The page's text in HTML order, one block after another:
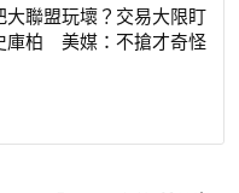
大聯盟玩壞？交易大限盯
庫柏 美媒：不搶才奇怪